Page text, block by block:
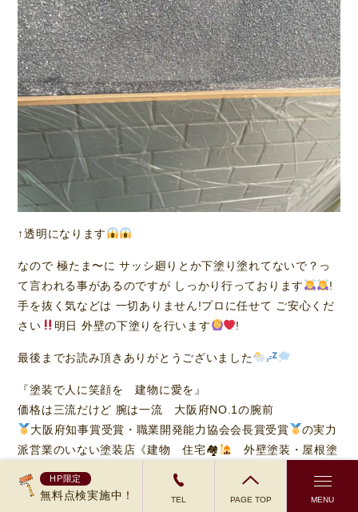
HP限定
無料点検実施中！ TEL PAGE TOP MENU
↑透明になります
なので 極たま〜に サッシ廻りとか下塗り塗れてないで？っ
て言われる事があるのですが しっかり行っております
!
手を抜く気などは 一切ありません!プロに任せて ご安心くだ
さい
明日 外壁の下塗りを行います !
最後までお読み頂きありがとうございました
『塗装で人に笑顔を 建物に愛を』
価格は三流だけど 腕は一流 大阪府NO.1の腕前
大阪府知事賞受賞・職業開発能力協会会長賞受賞
の実力
派営業のいない塗装店《建物 住宅🏘
外壁塗装・屋根塗
装・シーリング工事・防水工事・屋根工事・外装工事一式》
ペンターテイナー株式会社